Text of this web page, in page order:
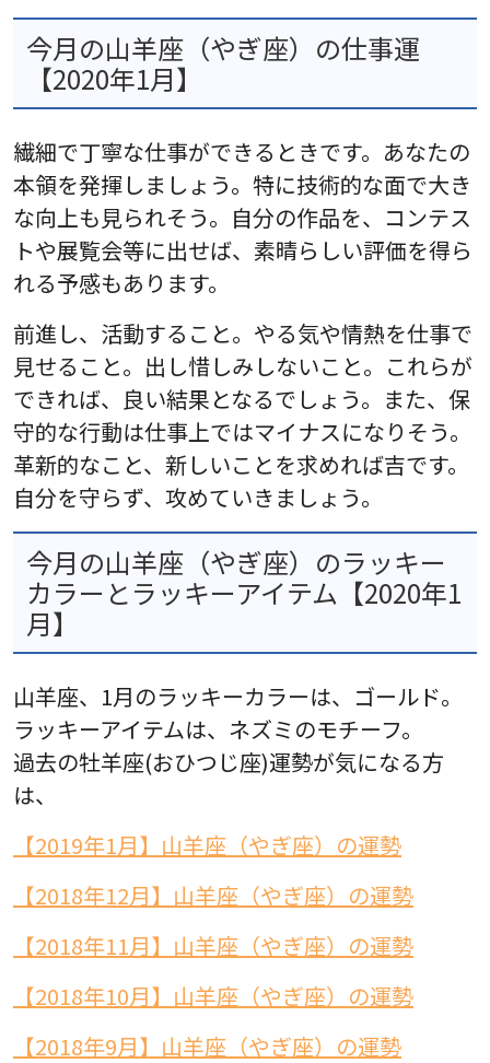
今月の山羊座（やぎ座）の仕事運
【2020年1月】
繊細で丁寧な仕事ができるときです。あなたの
本領を発揮しましょう。特に技術的な面で大き
な向上も見られそう。自分の作品を、コンテス
トや展覧会等に出せば、素晴らしい評価を得ら
れる予感もあります。
前進し、活動すること。やる気や情熱を仕事で
見せること。出し惜しみしないこと。これらが
できれば、良い結果となるでしょう。また、保
守的な行動は仕事上ではマイナスになりそう。
革新的なこと、新しいことを求めれば吉です。
自分を守らず、攻めていきましょう。
今月の山羊座（やぎ座）のラッキー
カラーとラッキーアイテム【2020年1
月】
山羊座、1月のラッキーカラーは、ゴールド。
ラッキーアイテムは、ネズミのモチーフ。
過去の牡羊座(おひつじ座)運勢が気になる方
は、
【2019年1月】山羊座（やぎ座）の運勢
【2018年12月】山羊座（やぎ座）の運勢
【2018年11月】山羊座（やぎ座）の運勢
【2018年10月】山羊座（やぎ座）の運勢
【2018年9月】山羊座（やぎ座）の運勢